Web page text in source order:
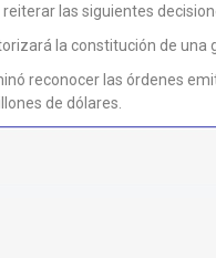
reiterar las siguientes
la constitución de una
reconocer las órdenes
de dólares.